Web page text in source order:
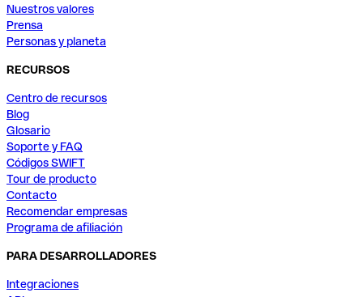
Nuestros valores
Prensa
Personas y planeta
RECURSOS
Centro de recursos
Blog
Glosario
Soporte y FAQ
Códigos SWIFT
Tour de producto
Contacto
Recomendar empresas
Programa de afiliación
PARA DESARROLLADORES
Integraciones